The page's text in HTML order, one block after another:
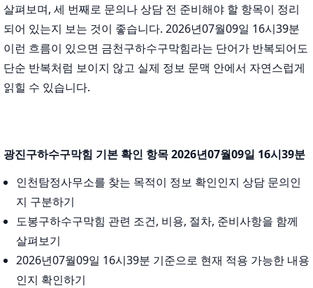
살펴보며, 세 번째로 문의나 상담 전 준비해야 할 항목이 정리
되어 있는지 보는 것이 좋습니다. 2026년07월09일 16시39분
이런 흐름이 있으면 금천구하수구막힘라는 단어가 반복되어도
단순 반복처럼 보이지 않고 실제 정보 문맥 안에서 자연스럽게
읽힐 수 있습니다.
광진구하수구막힘 기본 확인 항목 2026년07월09일 16시39분
인천탐정사무소를 찾는 목적이 정보 확인인지 상담 문의인
지 구분하기
도봉구하수구막힘 관련 조건, 비용, 절차, 준비사항을 함께
살펴보기
2026년07월09일 16시39분 기준으로 현재 적용 가능한 내용
인지 확인하기